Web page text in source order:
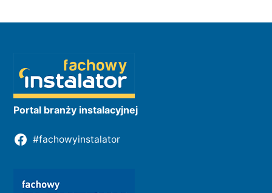
Portal branży instalacyjnej
#fachowyinstalator